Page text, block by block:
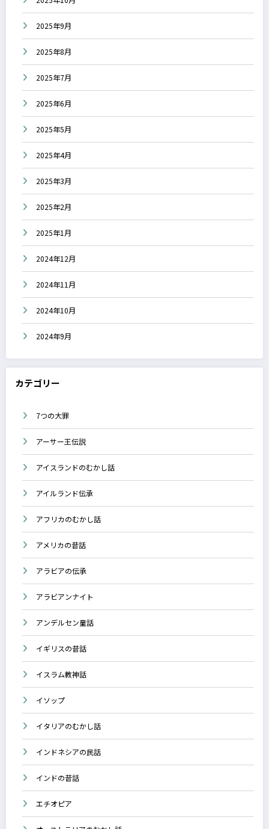
2025年9月
2025年8月
2025年7月
2025年6月
2025年5月
2025年4月
2025年3月
2025年2月
2025年1月
2024年12月
2024年11月
2024年10月
2024年9月
カテゴリー
7つの大罪
アーサー王伝説
アイスランドのむかし話
アイルランド伝承
アフリカのむかし話
アメリカの昔話
アラビアの伝承
アラビアンナイト
アンデルセン童話
イギリスの昔話
イスラム教神話
イソップ
イタリアのむかし話
インドネシアの民話
インドの昔話
エチオピア